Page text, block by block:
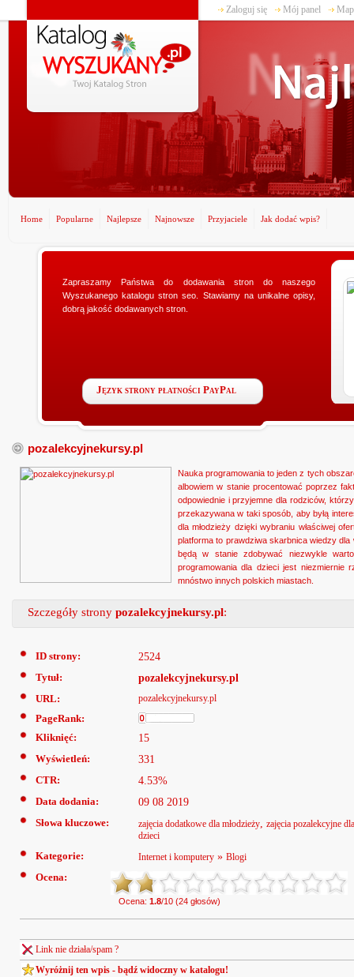
Zaloguj się Mój panel
Home Popularne Najlepsze Najnowsze Przyjaciele Jak dodać wpis?
Zapraszamy Państwa do dodawania stron do naszego
Wyszukanego katalogu stron seo. Stawiamy na unikalne opisy,
dobrą jakość dodawanych stron.
Język strony płatności PayPal
www.ministerstwogadzetow.com
Poszukujesz doskonałego prezentu dla swojej
dziewczyny? Specjalnie dla Was utworzyliśmy sklep
pozalekcyjnekursy.pl
Nauka programowania to jeden z tych
albowiem w stanie procentować poprzez
odpowiednie i przyjemne dla rodziców,
przekazywana w taki sposób, aby byłą
dla młodzieży dzięki wybraniu właściwej
platforma to prawdziwa skarbnica wiedzy
będą w stanie zdobywać niezwykle
programowania dla dzieci jest niezmiernie
mnóstwo innych polskich miastach.
Szczegóły strony pozalekcyjnekursy.pl:
ID strony: 2524
Tytuł: pozalekcyjnekursy.pl
URL: pozalekcyjnekursy.pl
PageRank:
Kliknięć:
15
Wyświetleń: 331
CTR: 4.53%
Data dodania: 09 08 2019
Słowa kluczowe: zajęcia dodatkowe dla młodzieży zajęcia pozalekcyjne dla
dzieci
Kategorie: Internet i komputery » Blogi
Ocena:
Ocena: 1.8/10 (24 głosów)
Link nie działa/spam ?
Wyróżnij ten wpis - bądź widoczny w katalogu!